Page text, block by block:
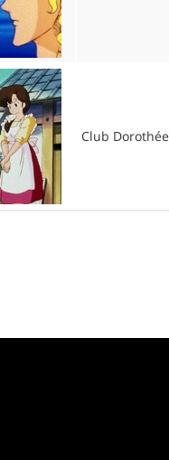
Club Dorothée